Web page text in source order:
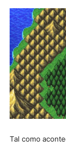
Tal como